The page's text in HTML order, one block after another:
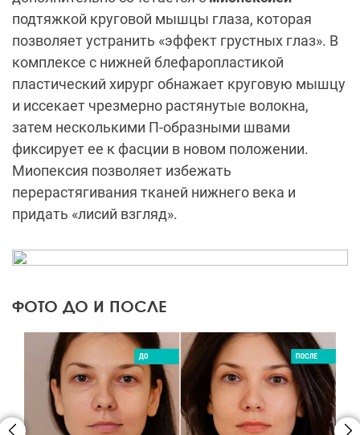
подтяжкой круговой мышцы глаза, которая
позволяет устранить «эффект грустных глаз». В
комплексе с нижней блефаропластикой
пластический хирург обнажает круговую мышцу
и иссекает чрезмерно растянутые волокна,
затем несколькими П-образными швами
фиксирует ее к фасции в новом положении.
Миопексия позволяет избежать
перерастягивания тканей нижнего века и
придать «лисий взгляд».
ФОТО ДО И ПОСЛЕ